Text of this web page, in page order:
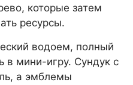
которые затем
ресурсы.
водоем, полный
в мини-игру. Сундук с
а эмблемы